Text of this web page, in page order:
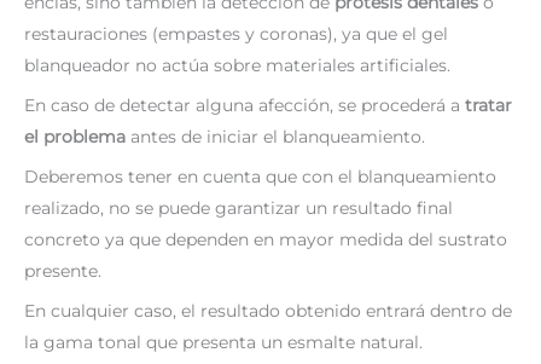
restauraciones (empastes y coronas), ya que el gel
blanqueador no actúa sobre materiales artificiales.
En caso de detectar alguna afección, se procederá a tratar
el problema antes de iniciar el blanqueamiento.
Deberemos tener en cuenta que con el blanqueamiento
realizado, no se puede garantizar un resultado final
concreto ya que dependen en mayor medida del sustrato
presente.
En cualquier caso, el resultado obtenido entrará dentro de
la gama tonal que presenta un esmalte natural.